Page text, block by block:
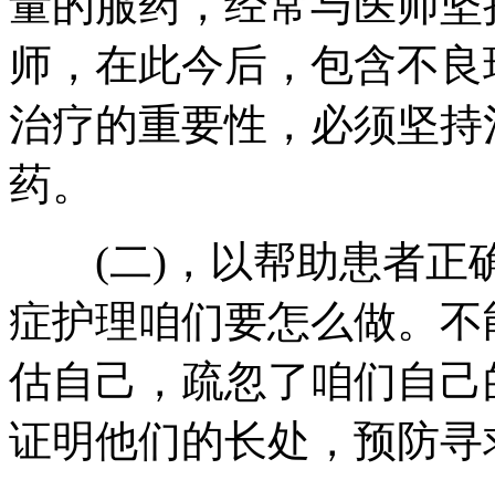
师，在此今后，包含不
治疗的重要性，必须坚
药。
(二)，以帮助患者正
症护理咱们要怎么做。
估自己，疏忽了咱们自
证明他们的长处，预防